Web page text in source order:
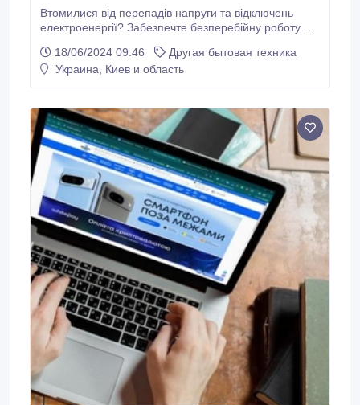
Втомилися від перепадів напруги та відключень
електроенергії? Забезпечте безперебійну роботу
вагою 18 кг. Ці акумулятори літій-іонного типу
ідеально підходять для джерел безперебійного
18/06/2024 09:46
Другая бытовая техника
Украина, Киев и область